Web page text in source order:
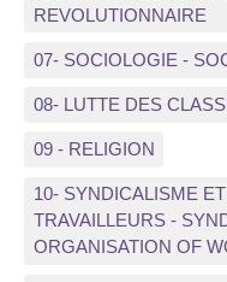
REVOLUTIONNAIRE
07- SOCIOLOGIE -
08- LUTTE DES
09 - RELIGION
10- SYNDICALISME
TRAVAILLEURS -
ORGANISATION OF